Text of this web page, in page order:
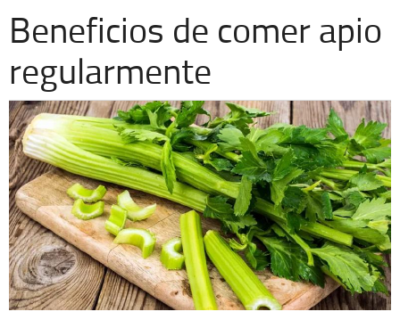
Cronos
Economía
Espectáculos
Deportes
Extra +
Beneficios de comer apio
regularmente